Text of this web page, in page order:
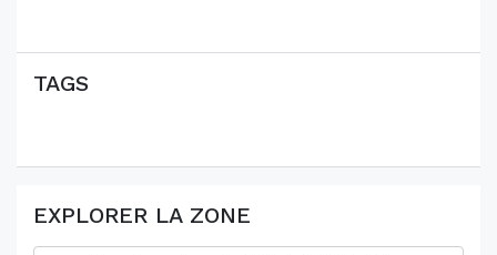
TAGS
EXPLORER LA ZONE